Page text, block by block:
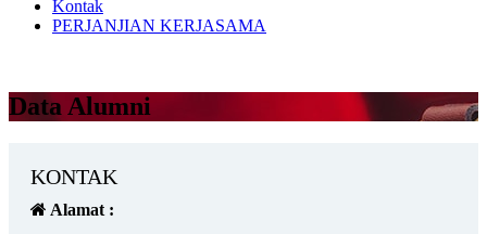
Kontak
PERJANJIAN KERJASAMA
Data Alumni
KONTAK
Alamat :